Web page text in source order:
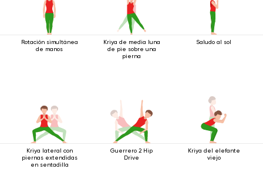
Rotación simultánea
de manos
Kriya de media luna
de pie sobre una
pierna
Saludo al sol
Kriya lateral con
piernas extendidas
en sentadilla
Guerrero 2 Hip
Drive
Kriya del elefante
viejo